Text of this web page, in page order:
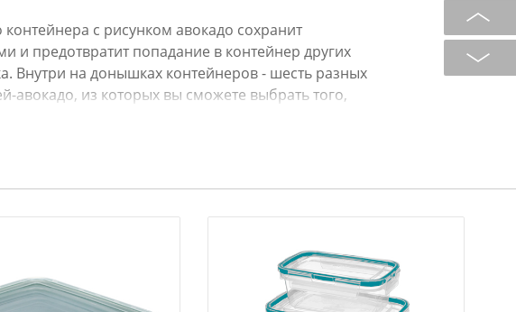
с рисунком авокадо сохранит
и предотвратит попадание в контейнер других
Внутри на донышках контейнеров - шесть разных
авокадо, из которых вы сможете выбрать того,
рисунок авокадо на крышке и
технологии IML и вплавляется в изделие